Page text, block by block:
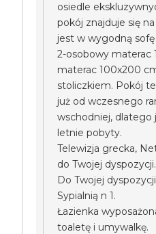
osiedle
pokój znajduje się
jest w wygodną
2-osobowy materac
materac 100x200
stoliczkiem. Pokój
już od wczesnego
wschodniej, dlatego
letnie pobyty.
Telewizja grecka,
do Twojej dyspozycji.
Do Twojej
Sypialnią n 1.
Łazienka
toaletę i umywalkę.